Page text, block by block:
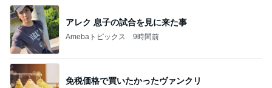
アレク 息子の試合を見に来た事
Amebaトピックス 9時間前
免税価格で買いたかったヴァンクリ